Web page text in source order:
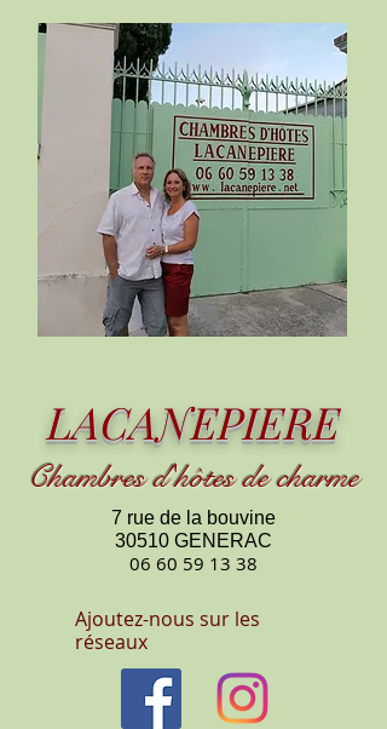
LACANEPIERE
Chambres d'hôtes de charme
7 rue de la bouvine
30510 GENERAC
06 60 59 13 38
Ajoutez-nous sur les
réseaux